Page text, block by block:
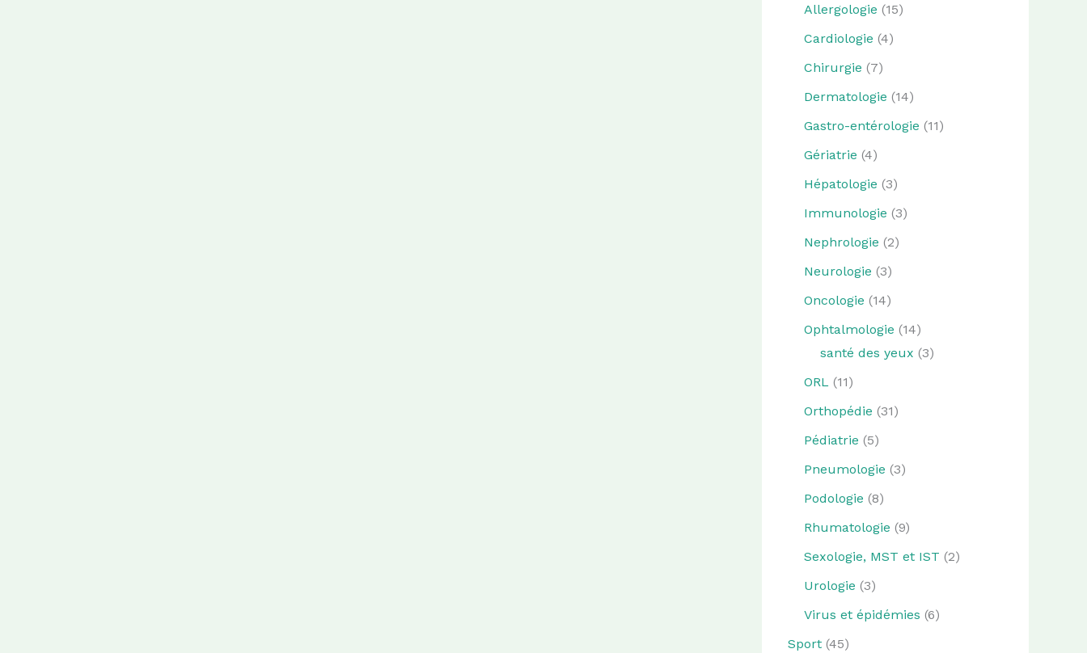
Allergologie (15)
Cardiologie (4)
Chirurgie (7)
Dermatologie (14)
Gastro-entérologie (11)
Gériatrie (4)
Hépatologie (3)
Immunologie (3)
Nephrologie (2)
Neurologie (3)
Oncologie (14)
Ophtalmologie (14)
santé des yeux (3)
ORL (11)
Orthopédie (31)
Pédiatrie (5)
Pneumologie (3)
Podologie (8)
Rhumatologie (9)
Sexologie, MST et IST (2)
Urologie (3)
Virus et épidémies (6)
Sport (45)